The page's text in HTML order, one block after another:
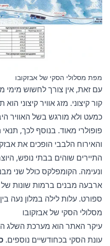
מפת מסלולי הסקי של אבזקובו
עם זאת, אין צורך לחשוש מימי
קור קיצוני. מזג אוויר קיצוני
כמעט ולא מורגש בשל האוויר
פופולרי מאוד. בנוסף לכך,
והאירוח הלבבי הופכים את
התיירים שוהים בבתי נופש,
ונעימה. הקומפלקס כולל שני
ארבעה מבנים ברמות שונות של
ספורט. עלות לילה במלון נעה בין 2,500 ל-8,500 רובל.
מסלולי הסקי של אבזקובו
עיקר האתר הוא מערכת השלג
עונת הסקי בכחודשיים נוספים.